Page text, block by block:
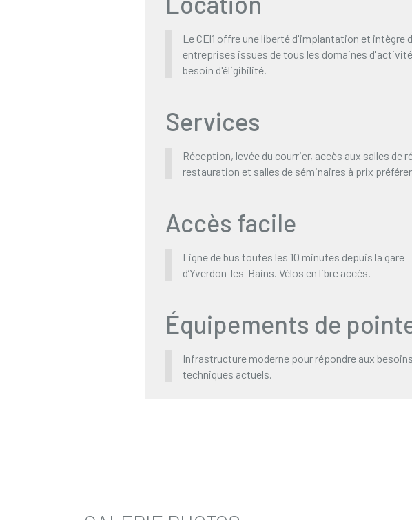
Le CEl1 offre une liberté d'implantation et intègre
entreprises issues de tous les domaines
besoin d'éligibilité.
Services
Réception, levée du courrier, accès aux salles de
restauration et salles de séminaires à prix
Accès facile
Ligne de bus toutes les 10 minutes depuis la gare
d’Yverdon-les-Bains. Vélos en libre accès.
Équipements de
Infrastructure moderne pour répondre aux besoins
techniques actuels.